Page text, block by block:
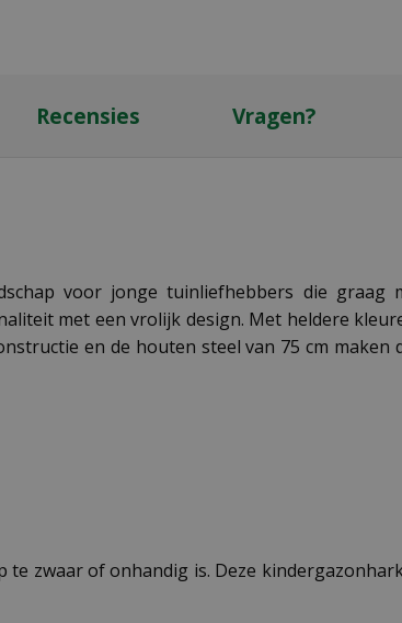
Recensies Vragen?
voor jonge tuinliefhebbers die graag
met een vrolijk design. Met heldere
en de houten steel van 75 cm maken
zwaar of onhandig is. Deze